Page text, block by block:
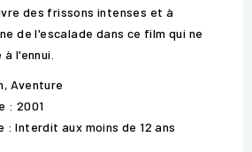
des frissons intenses et à
de l'escalade dans ce film qui ne
l'ennui.
Aventure
: 2001
: Interdit aux moins de 12 ans